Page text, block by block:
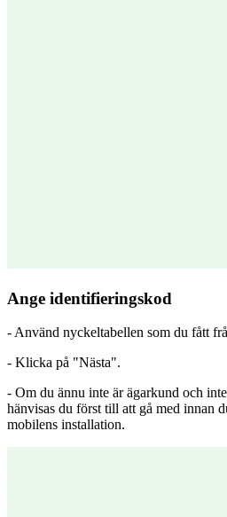
Ange identifieringskod
- Använd nyckeltabellen som du fått
- Klicka på "Nästa".
- Om du ännu inte är ägarkund och
hänvisas du först till att gå med innan
mobilens installation.